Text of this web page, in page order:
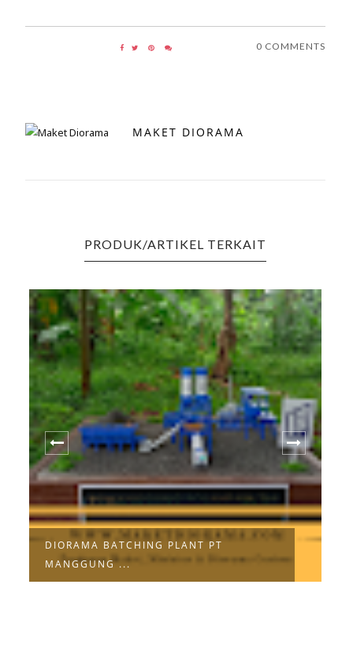
0 COMMENTS
MAKET DIORAMA
PRODUK/ARTIKEL TERKAIT
DIORAMA BATCHING PLANT PT
MANGGUNG ...